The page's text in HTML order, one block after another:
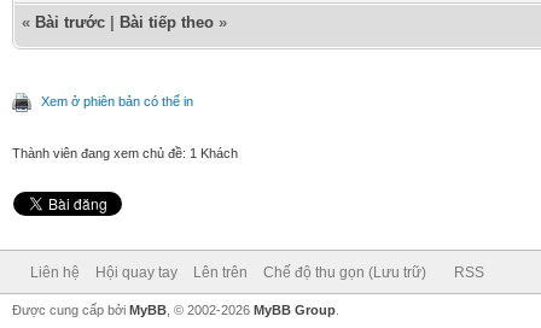
« Bài trước Bài tiếp theo »
Xem ở phiên bản có thể in
Thành viên đang xem chủ đề: 1 Khách
Liên hệ Hội quay tay Lên trên Chế độ thu gọn (Lưu trữ) RSS
Được cung cấp bởi MyBB , © 2002-2026 MyBB Group